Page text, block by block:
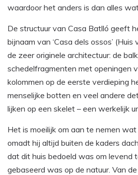
waardoor het anders is dan alles
De structuur van Casa Batlló geeft
bijnaam van ‘Casa dels ossos’
de zeer originele architectuur: de
schedelfragmenten met openingen
kolommen op de eerste verdieping
menselijke botten en veel andere
lijken op een skelet – een werkelijk
Het is moeilijk om aan te nemen wat
omadt hij altijd buiten de kaders
dat dit huis bedoeld was om levend
gebaseerd was op de natuur. Van